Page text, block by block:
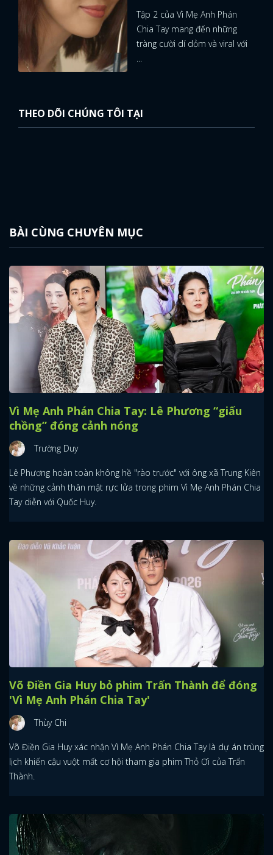
Tập 2 của Vì Mẹ Anh Phán
Chia Tay mang đến những
tràng cười dí dỏm và viral với
...
THEO DÕI CHÚNG TÔI TẠI
BÀI CÙNG CHUYÊN MỤC
Vì Mẹ Anh Phán Chia Tay: Lê Phương “giấu
chồng” đóng cảnh nóng
Trường Duy
Lê Phương hoàn toàn không hề "rào trước" với ông xã Trung Kiên
về những cảnh thân mật rực lửa trong phim Vì Mẹ Anh Phán Chia
Tay diễn với Quốc Huy.
Võ Điền Gia Huy bỏ phim Trấn Thành để đóng
'Vì Mẹ Anh Phán Chia Tay'
Thùy Chi
Võ Điền Gia Huy xác nhận Vì Mẹ Anh Phán Chia Tay là dự án trùng
lịch khiến cậu vuột mất cơ hội tham gia phim Thỏ Ơi của Trấn
Thành.